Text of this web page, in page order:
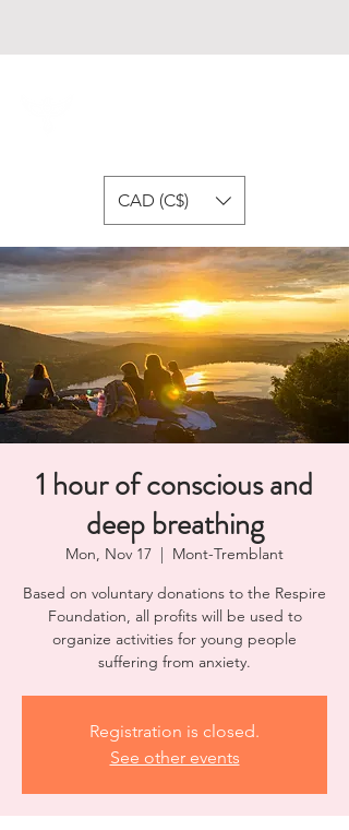
CAD (C$)
1 hour of conscious and
deep breathing
Mon, Nov 17
  |
Mont-Tremblant
Based on voluntary donations to the Respire
Foundation, all profits will be used to
organize activities for young people
suffering from anxiety.
Registration is closed.
See other events